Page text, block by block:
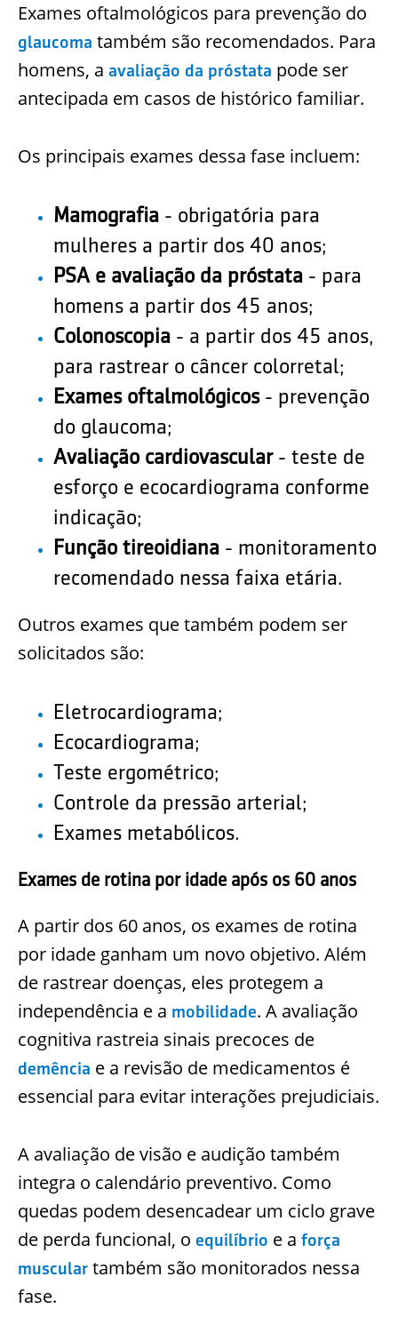
Exames oftalmológicos para prevenção do
glaucoma também são recomendados. Para
homens, a avaliação da próstata pode ser
antecipada em casos de histórico familiar.
Os principais exames dessa fase incluem:
Mamografia - obrigatória para
mulheres a partir dos 40 anos;
PSA e avaliação da próstata - para
homens a partir dos 45 anos;
Colonoscopia - a partir dos 45 anos,
para rastrear o câncer colorretal;
Exames oftalmológicos- prevenção
do glaucoma;
Avaliação cardiovascular- teste de
esforço e ecocardiograma conforme
indicação;
Função tireoidiana - monitoramento
recomendado nessa faixa etária.
Outros exames que também podem ser
solicitados são:
Eletrocardiograma;
Ecocardiograma;
Teste ergométrico;
Controle da pressão arterial;
Exames metabólicos.
Exames de rotina por idade após os 60 anos
A partir dos 60 anos, os exames de rotina
por idade ganham um novo objetivo. Além
de rastrear doenças, eles protegem a
independência e a mobilidade. A avaliação
cognitiva rastreia sinais precoces de
demência e a revisão de medicamentos é
essencial para evitar interações prejudiciais.
A avaliação de visão e audição também
integra o calendário preventivo. Como
quedas podem desencadear um ciclo grave
de perda funcional, o equilíbrio e a força
muscular também são monitorados nessa
fase.